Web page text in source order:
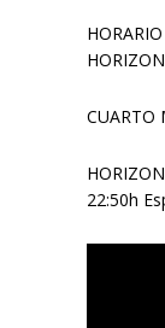
CUARTO
22:50h